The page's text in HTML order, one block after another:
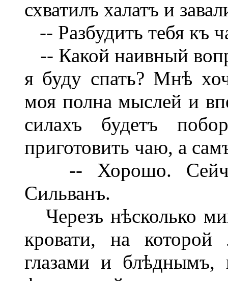
схватилъ халатъ и
-- Разбудить тебя къ
-- Какой наивный
я буду спать? Мнѣ
моя полна мыслей и
силахъ будетъ
приготовить чаю, а
-- Хорошо.
Сильванъ.
Черезъ нѣсколько
кровати, на
глазами и